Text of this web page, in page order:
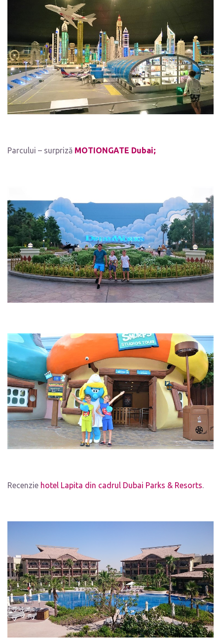
Parcului – surpriză MOTIONGATE Dubai;
Recenzie hotel Lapita din cadrul Dubai Parks & Resorts.